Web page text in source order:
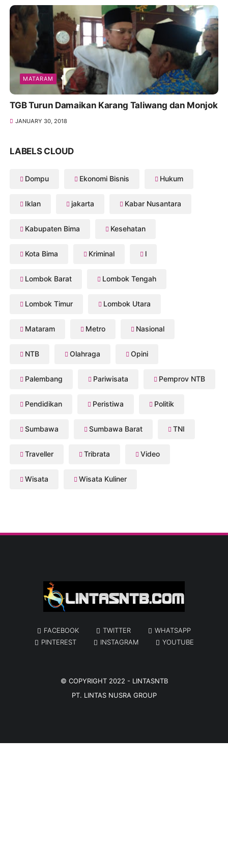
MATARAM
TGB Turun Damaikan Karang Taliwang dan Monjok
JANUARY 30, 2018
LABELS CLOUD
Dompu Ekonomi Bisnis Hukum
Iklan jakarta Kabar Nusantara
Kabupaten Bima Kesehatan
Kota Bima Kriminal l
Lombok Barat Lombok Tengah
Lombok Timur Lombok Utara
Mataram Metro Nasional
NTB Olahraga Opini
Palembang Pariwisata Pemprov NTB
Pendidikan Peristiwa Politik
Sumbawa Sumbawa Barat TNI
Traveller Tribrata Video
Wisata Wisata Kuliner
FACEBOOK TWITTER
WHATSAPP
PINTEREST
INSTAGRAM YOUTUBE
© COPYRIGHT 2022 - LINTASNTB
PT. LINTAS NUSRA GROUP